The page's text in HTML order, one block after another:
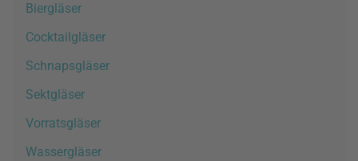
Biergläser
Cocktailgläser
Schnapsgläser
Sektgläser
Vorratsgläser
Wassergläser